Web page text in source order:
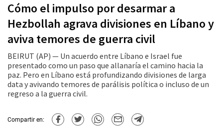
Cómo el impulso por desarmar a
Hezbollah agrava divisiones en Líbano y
aviva temores de guerra civil
BEIRUT (AP) — Un acuerdo entre Líbano e Israel fue
presentado como un paso que allanaría el camino hacia la
paz. Pero en Líbano está profundizando divisiones de larga
data y avivando temores de parálisis política o incluso de un
regreso a la guerra civil.
Compartir en: